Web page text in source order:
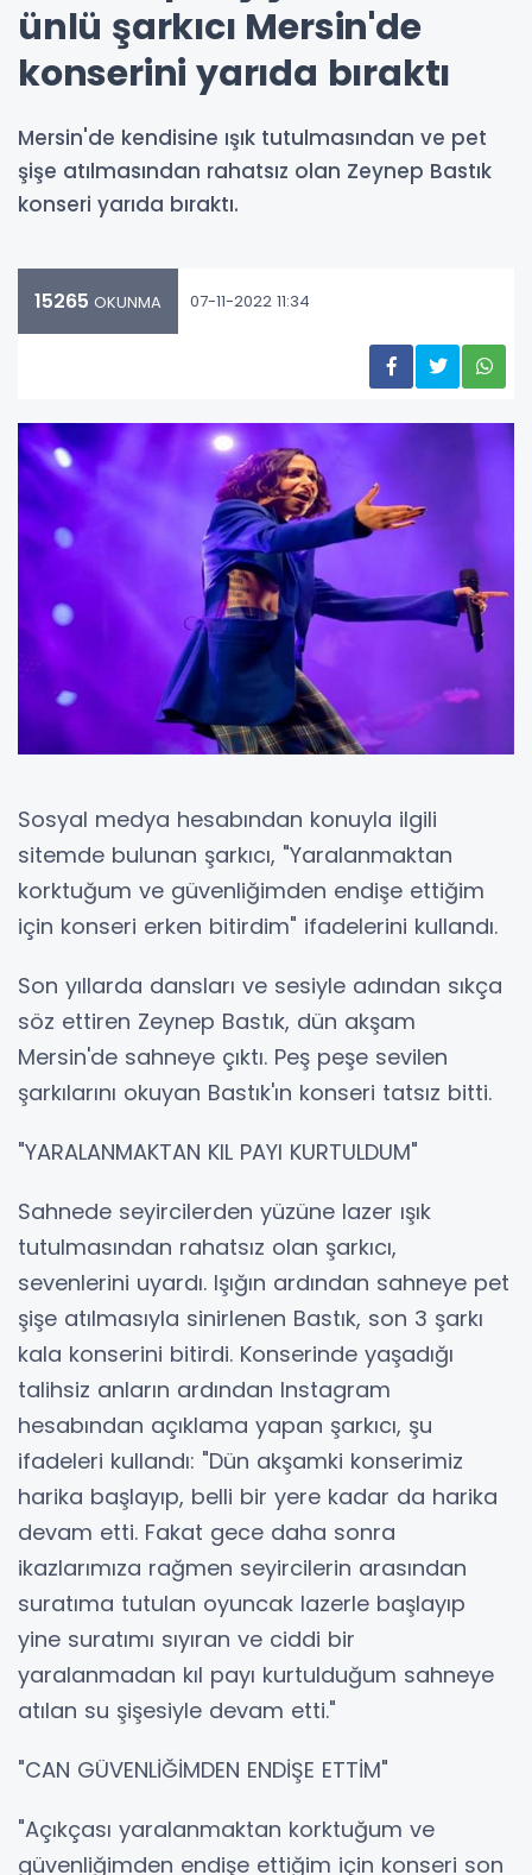
ünlü şarkıcı Mersin'de
konserini yarıda bıraktı
Mersin'de kendisine ışık tutulmasından ve pet
şişe atılmasından rahatsız olan Zeynep Bastık
konseri yarıda bıraktı.
15265 OKUNMA 07-11-2022 11:34
Sosyal medya hesabından konuyla ilgili
sitemde bulunan şarkıcı, "Yaralanmaktan
korktuğum ve güvenliğimden endişe ettiğim
için konseri erken bitirdim" ifadelerini kullandı.
Son yıllarda dansları ve sesiyle adından sıkça
söz ettiren Zeynep Bastık, dün akşam
Mersin'de sahneye çıktı. Peş peşe sevilen
şarkılarını okuyan Bastık'ın konseri tatsız bitti.
"YARALANMAKTAN KIL PAYI KURTULDUM"
Sahnede seyircilerden yüzüne lazer ışık
tutulmasından rahatsız olan şarkıcı,
sevenlerini uyardı. Işığın ardından sahneye pet
şişe atılmasıyla sinirlenen Bastık, son 3 şarkı
kala konserini bitirdi. Konserinde yaşadığı
talihsiz anların ardından Instagram
hesabından açıklama yapan şarkıcı, şu
ifadeleri kullandı: "Dün akşamki konserimiz
harika başlayıp, belli bir yere kadar da harika
devam etti. Fakat gece daha sonra
ikazlarımıza rağmen seyircilerin arasından
suratıma tutulan oyuncak lazerle başlayıp
yine suratımı sıyıran ve ciddi bir
yaralanmadan kıl payı kurtulduğum sahneye
atılan su şişesiyle devam etti."
"CAN GÜVENLİĞİMDEN ENDİŞE ETTİM"
"Açıkçası yaralanmaktan korktuğum ve
güvenliğimden endişe ettiğim için konseri son